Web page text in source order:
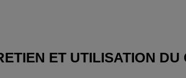
ET UTILISATION DU